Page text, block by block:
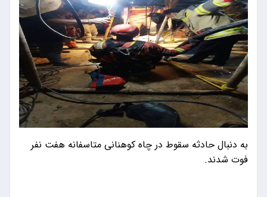
به دنبال حادثه سقوط در چاه کوهنانی متاسفانه هفت نفر
فوت شدند.